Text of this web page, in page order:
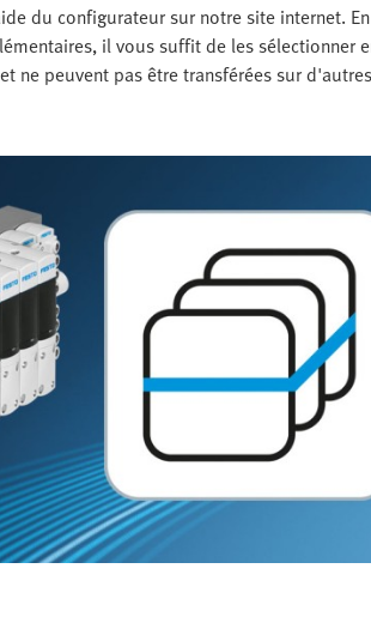
du configurateur sur notre site internet.
il vous suffit de les
ne peuvent pas être transférées sur